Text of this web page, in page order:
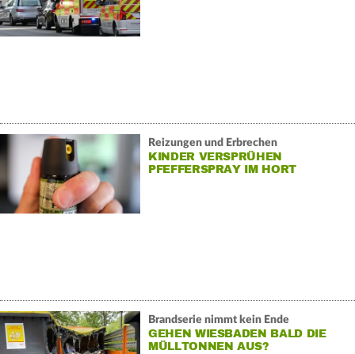
Reizungen und Erbrechen
KINDER VERSPRÜHEN
PFEFFERSPRAY IM HORT
Brandserie nimmt kein Ende
GEHEN WIESBADEN BALD DIE
MÜLLTONNEN AUS?